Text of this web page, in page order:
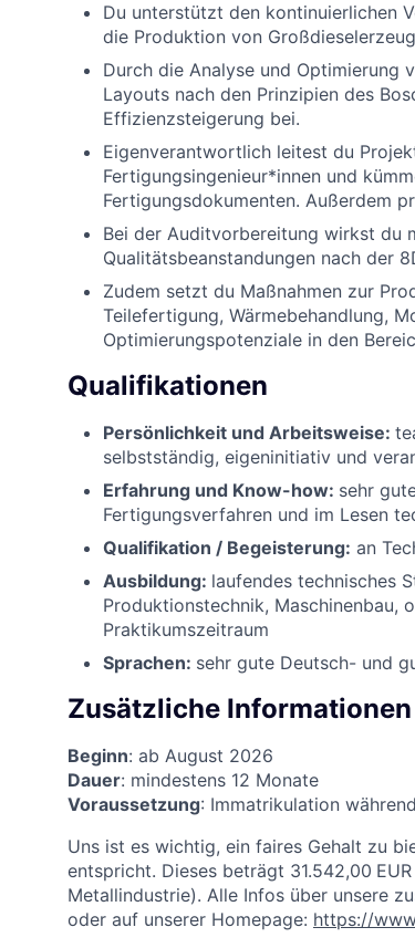
Du unterstützt den kontinuierlichen
die Produktion von
Durch die Analyse und Optimierung
Layouts nach den Prinzipien des
Effizienzsteigerung bei.
Eigenverantwortlich leitest du
Fertigungsingenieur*innen und
Fertigungsdokumenten. Außerdem
Bei der Auditvorbereitung wirkst du
Qualitätsbeanstandungen nach der
Zudem setzt du Maßnahmen zur
Teilefertigung, Wärmebehandlung,
Optimierungspotenziale in den
Qualifikationen
Persönlichkeit und Arbeitsweise:
selbstständig, eigeninitiativ und
Erfahrung und Know-how: sehr
Fertigungsverfahren und im Lesen
Qualifikation / Begeisterung: an
Ausbildung: laufendes technisches
Produktionstechnik, Maschinenbau,
Praktikumszeitraum
Sprachen: sehr gute Deutsch- und
Zusätzliche Informationen
Beginn: ab August 2026
Dauer: mindestens 12 Monate
Voraussetzung: Immatrikulation
Uns ist es wichtig, ein faires Gehalt zu
entspricht. Dieses beträgt 31.542,00
Metallindustrie). Alle Infos über unsere
oder auf unserer Homepage: https://